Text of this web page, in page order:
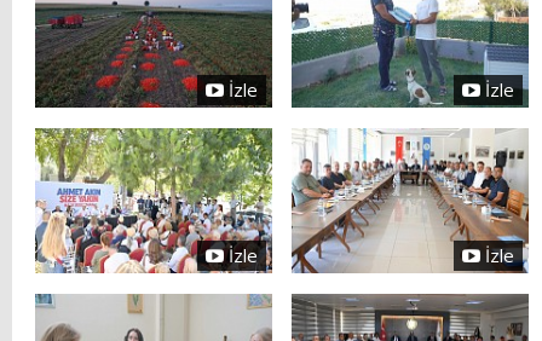
İzle İzle
İzle İzle